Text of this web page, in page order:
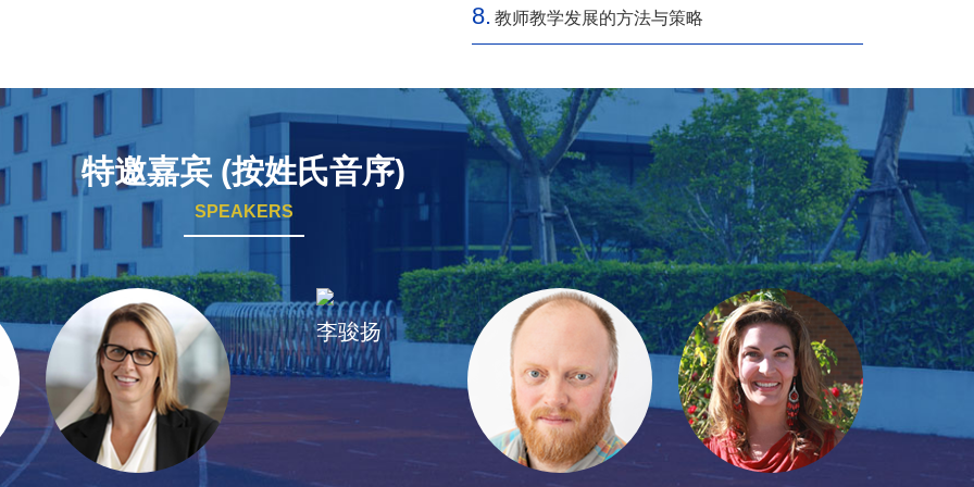
8. 教师教学发展的方法与策略
特邀嘉宾 (按姓氏音序)
SPEAKERS
李骏扬